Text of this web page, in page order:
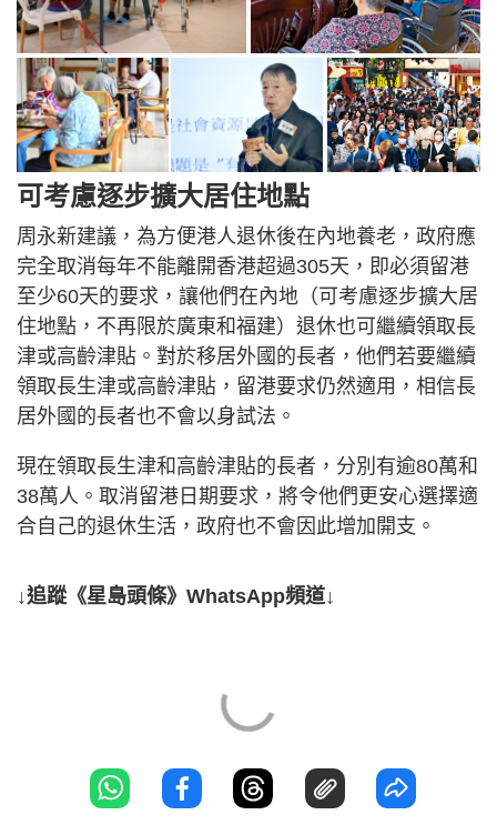
可考慮逐步擴大居住地點
周永新建議，為方便港人退休後在內地養老，政府應
完全取消每年不能離開香港超過305天，即必須留港
至少60天的要求，讓他們在內地（可考慮逐步擴大居
住地點，不再限於廣東和福建）退休也可繼續領取長
津或高齡津貼。對於移居外國的長者，他們若要繼續
領取長生津或高齡津貼，留港要求仍然適用，相信長
居外國的長者也不會以身試法。
現在領取長生津和高齡津貼的長者，分別有逾80萬和
38萬人。取消留港日期要求，將令他們更安心選擇適
合自己的退休生活，政府也不會因此增加開支。
↓追蹤《星島頭條》WhatsApp頻道↓